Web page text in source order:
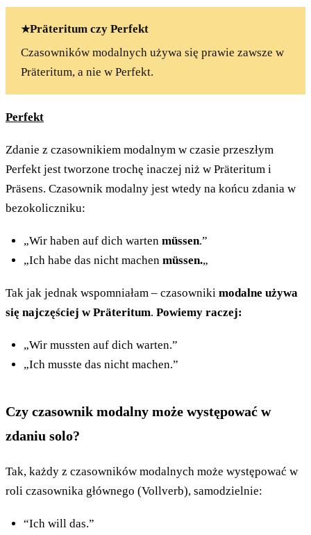
Präteritum czy Perfekt
Czasowników modalnych używa się prawie zawsze w
Präteritum, a nie w Perfekt.
Perfekt
Zdanie z czasownikiem modalnym w czasie przeszłym
Perfekt jest tworzone trochę inaczej niż w Präteritum i
Präsens. Czasownik modalny jest wtedy na końcu zdania w
bezokoliczniku:
„Wir haben auf dich warten müssen.”
„Ich habe das nicht machen müssen.„
Tak jak jednak wspomniałam – czasowniki modalne używa
się najczęściej w Präteritum. Powiemy raczej:
„Wir mussten auf dich warten.”
„Ich musste das nicht machen.”
Czy czasownik modalny może występować w
zdaniu solo?
Tak, każdy z czasowników modalnych może występować w
roli czasownika głównego (Vollverb), samodzielnie:
“Ich will das.”